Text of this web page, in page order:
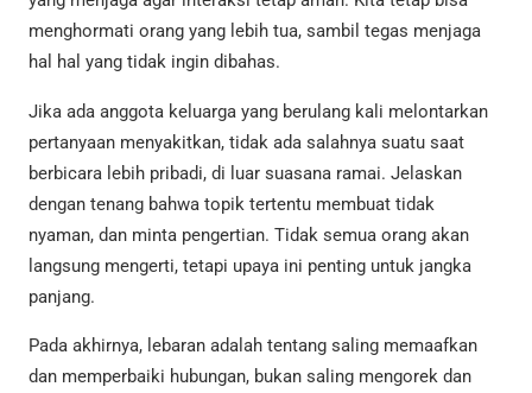
menghormati orang yang lebih tua, sambil tegas menjaga
hal hal yang tidak ingin dibahas.
Jika ada anggota keluarga yang berulang kali melontarkan
pertanyaan menyakitkan, tidak ada salahnya suatu saat
berbicara lebih pribadi, di luar suasana ramai. Jelaskan
dengan tenang bahwa topik tertentu membuat tidak
nyaman, dan minta pengertian. Tidak semua orang akan
langsung mengerti, tetapi upaya ini penting untuk jangka
panjang.
Pada akhirnya, lebaran adalah tentang saling memaafkan
dan memperbaiki hubungan, bukan saling mengorek dan